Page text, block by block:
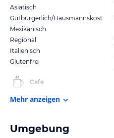
Asiatisch
Gutbürgerlich/Hausmannskost
Mexikanisch
Regional
Italienisch
Glutenfrei
Cafe
Mehr anzeigen
Umgebung